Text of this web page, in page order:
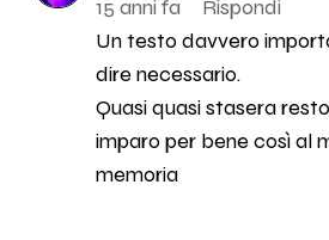
15 anni fa
Rispondi
Un testo davvero
dire necessario.
Quasi quasi stasera
imparo per bene così al
memoria